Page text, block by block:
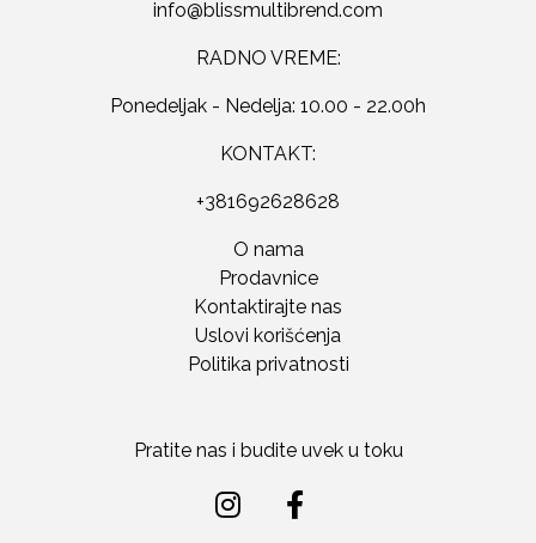
RADNO VREME:
Ponedeljak - Nedelja: 10.00 - 22.00h
KONTAKT:
+381692628628
O nama
Prodavnice
Kontaktirajte nas
Uslovi korišćenja
Politika privatnosti
Pratite nas i budite uvek u toku